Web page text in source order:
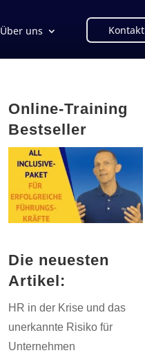
Über uns Kontakt
Online-Training
Bestseller
Die neuesten
Artikel:
HR in der Krise und das
unerkannte Risiko für
Unternehmen